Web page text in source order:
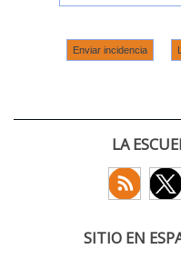
LA
SITIO EN